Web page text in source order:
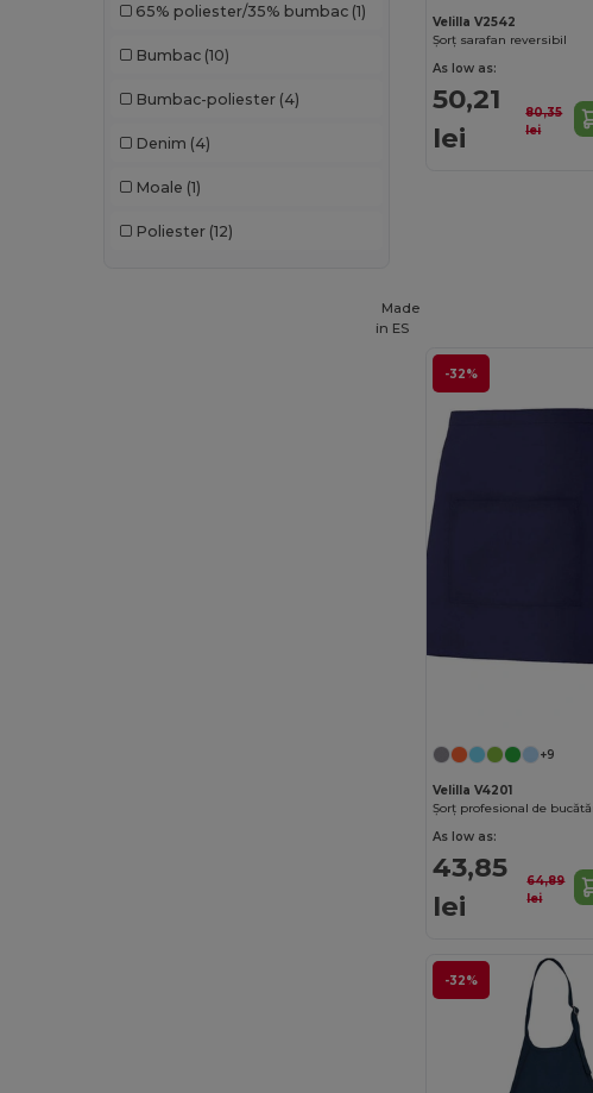
65% poliester/35% bumbac (1)
Bumbac (10)
Bumbac-poliester (4)
Denim (4)
Moale (1)
Poliester (12)
Velilla V2542
Șorț sarafan reversibil
As low as:
50,21
lei
80,35
lei
-32%
Made
in ES
+9
Velilla V4201
As low as:
43,85
lei
64,89
lei
-32%